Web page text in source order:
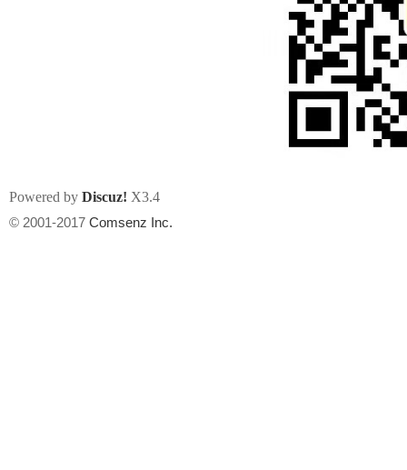
州
Powered by Discuz! X3.4
© 2001-2017 Comsenz Inc.